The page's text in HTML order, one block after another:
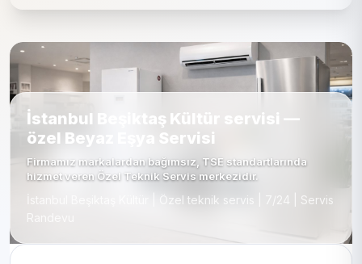
İstanbul Beşiktaş Kültür servisi —
özel Beyaz Eşya Servisi
Firmamız markalardan bağımsız, TSE standartlarında
hizmet veren Özel Teknik Servis merkezidir.
İstanbul Beşiktaş Kültür | Özel teknik servis | 7/24 | Servis